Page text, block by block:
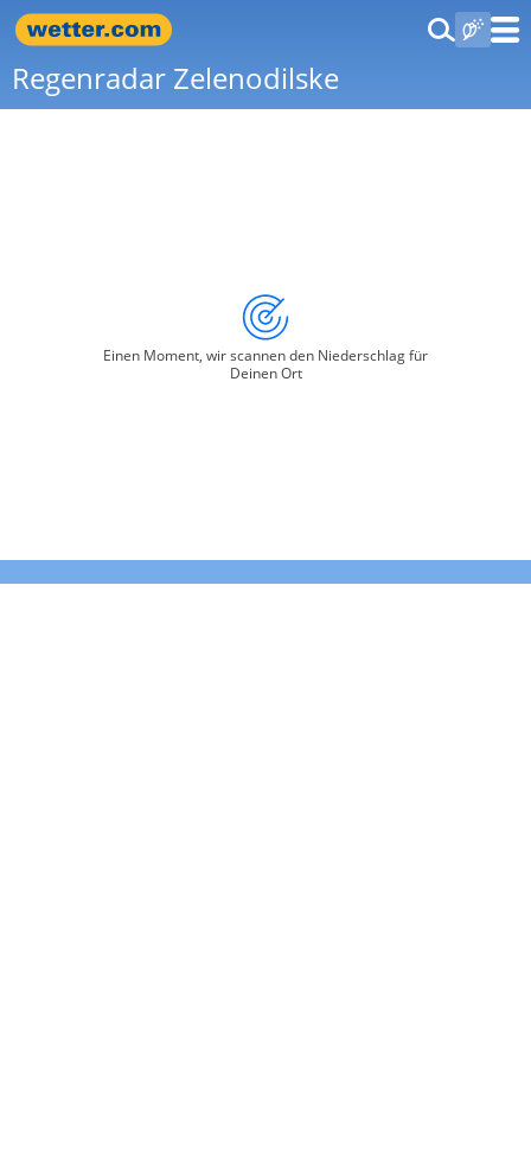
Regenradar Zelenodilske
Einen Moment, wir scannen den Niederschlag für
Deinen Ort